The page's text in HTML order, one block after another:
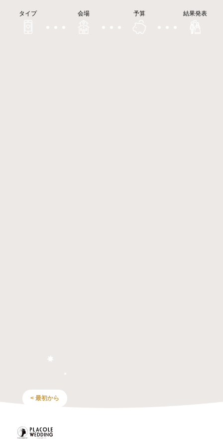
タイプ 会場 予算 結果発表
< 最初から